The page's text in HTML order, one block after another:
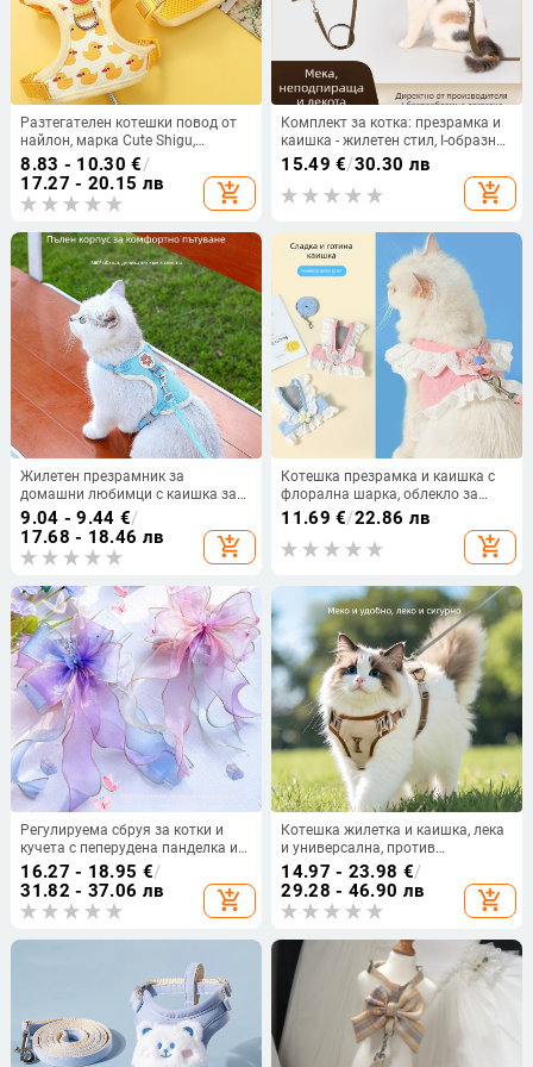
Разтегателен котешки повод от
найлон, марка Cute Shigu,
подходящ за котки, регулируем и
разтягащ се
8.83 - 10.30 €/
17.27 - 20.15 лв
add_shopping_cart
Комплект за котка: презрамка и
каишка - жилетен стил, I-образна
форма, suede PU
15.49 €/30.30 лв
add_shopping_cart
Жилетен презрамник за
домашни любимци с каишка за
котки и кучета от малък до
среден размер, плат, против
изплъзване
9.04 - 9.44 €/
17.68 - 18.46 лв
add_shopping_cart
Котешка презрамка и каишка с
флорална шарка, облекло за
котки и кучета, аксесоар за
разходка на малки кученца
11.69 €/22.86 лв
add_shopping_cart
Регулируема сбруя за котки и
кучета с пеперудена панделка и
полиестерен повод
16.27 - 18.95 €/
31.82 - 37.06 лв
add_shopping_cart
Котешка жилетка и каишка, лека
и универсална, против
изплъзване, за котки и малки
кучета, Taslan трислоен материал
14.97 - 23.98 €/
29.28 - 46.90 лв
add_shopping_cart